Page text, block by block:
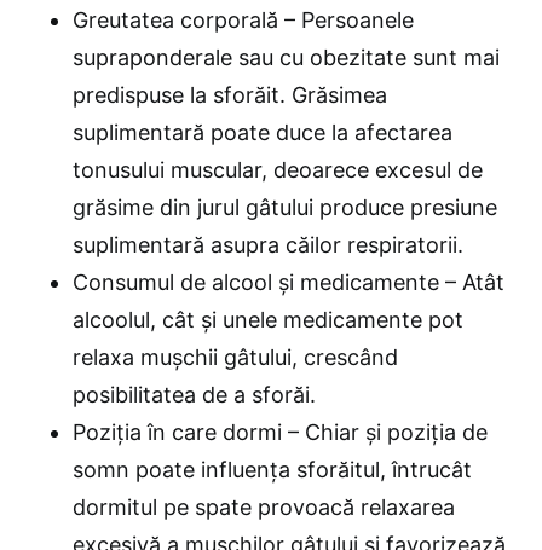
Greutatea corporală – Persoanele
supraponderale sau cu obezitate sunt mai
predispuse la sforăit. Grăsimea
suplimentară poate duce la afectarea
tonusului muscular, deoarece excesul de
grăsime din jurul gâtului produce presiune
suplimentară asupra căilor respiratorii.
Consumul de alcool și medicamente – Atât
alcoolul, cât și unele medicamente pot
relaxa mușchii gâtului, crescând
posibilitatea de a sforăi.
Poziția în care dormi – Chiar și poziția de
somn poate influența sforăitul, întrucât
dormitul pe spate provoacă relaxarea
excesivă a mușchilor gâtului și favorizează